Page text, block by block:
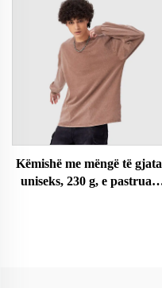
Këmishë me mëngë të gjata
uniseks, 230 g, e pastruar